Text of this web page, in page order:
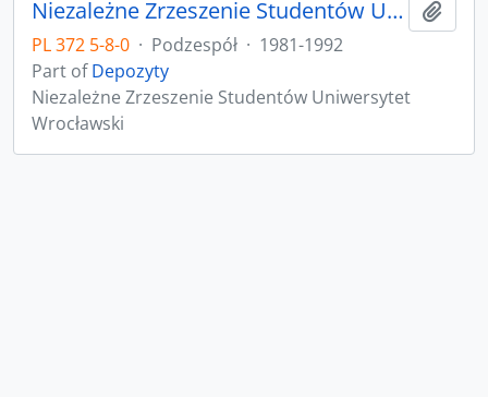
Niezależne Zrzeszenie Studentów Uniwersytet Wrocławski
PL 372 5-8-0 · Podzespół · 1981-1992
Part ofDepozyty
Niezależne Zrzeszenie Studentów Uniwersytet
Wrocławski